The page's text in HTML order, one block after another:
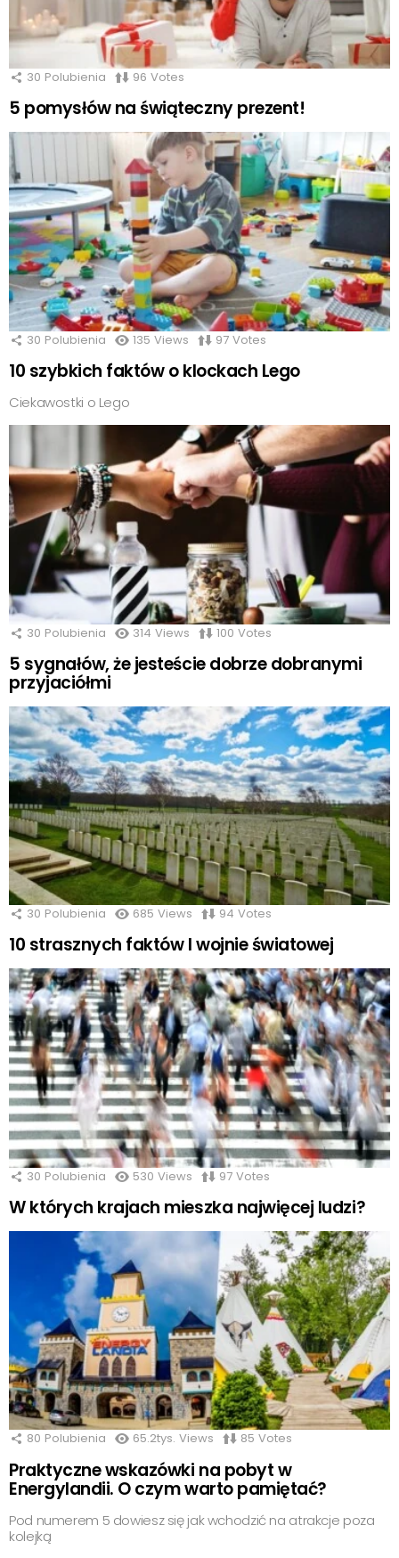
30 Polubienia 96 Votes
5 pomysłów na świąteczny prezent!
30 Polubienia 135 Views 97 Votes
10 szybkich faktów o klockach Lego
Ciekawostki o Lego
30 Polubienia 314 Views 100 Votes
5 sygnałów, że jesteście dobrze dobranymi
przyjaciółmi
30 Polubienia 685 Views 94 Votes
10 strasznych faktów I wojnie światowej
30 Polubienia 530 Views 97 Votes
W których krajach mieszka najwięcej ludzi?
80 Polubienia 65.2tys. Views 85 Votes
Praktyczne wskazówki na pobyt w
Energylandii. O czym warto pamiętać?
Pod numerem 5 dowiesz się jak wchodzić na atrakcje poza
kolejką